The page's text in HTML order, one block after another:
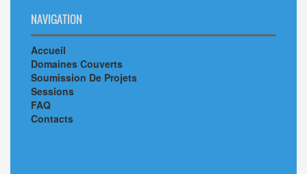
NAVIGATION
Accueil
Domaines Couverts
Soumission De Projets
Sessions
FAQ
Contacts